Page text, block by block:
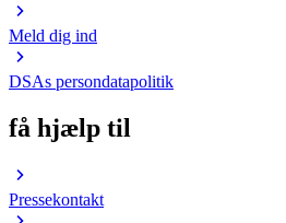
Meld dig ind
DSAs persondatapolitik
få hjælp til
Pressekontakt